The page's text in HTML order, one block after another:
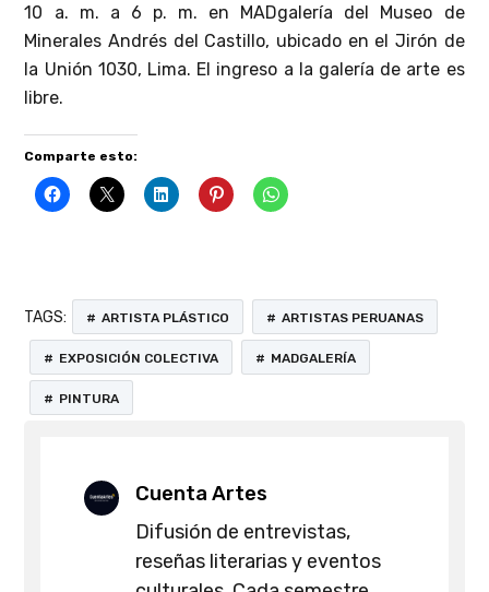
10 a. m. a 6 p. m. en MADgalería del Museo de
Minerales Andrés del Castillo, ubicado en el Jirón de
la Unión 1030, Lima. El ingreso a la galería de arte es
libre.
Comparte esto:
TAGS: ARTISTA PLÁSTICO ARTISTAS PERUANAS
EXPOSICIÓN COLECTIVA MADGALERÍA
PINTURA
Cuenta Artes
Difusión de entrevistas,
reseñas literarias y eventos